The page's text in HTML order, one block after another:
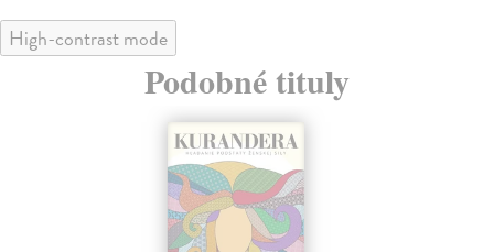
High-contrast mode
Podobné tituly